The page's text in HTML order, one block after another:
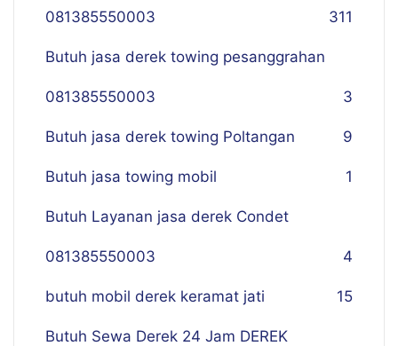
081385550003 311
Butuh jasa derek towing pesanggrahan
081385550003 3
Butuh jasa derek towing Poltangan 9
Butuh jasa towing mobil 1
Butuh Layanan jasa derek Condet
081385550003 4
butuh mobil derek keramat jati 15
Butuh Sewa Derek 24 Jam DEREK